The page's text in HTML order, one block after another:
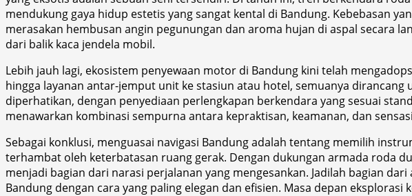
mendukung gaya hidup estetis yang sangat kental di Bandung. Kebebasan
merasakan hembusan angin pegunungan dan aroma hujan di aspal secara
dari balik kaca jendela mobil.
Lebih jauh lagi, ekosistem penyewaan motor di Bandung kini telah
hingga layanan antar-jemput unit ke stasiun atau hotel, semuanya
diperhatikan, dengan penyediaan perlengkapan berkendara yang sesuai
menawarkan kombinasi sempurna antara kepraktisan, keamanan, dan
Sebagai konklusi, menguasai navigasi Bandung adalah tentang memilih
terhambat oleh keterbatasan ruang gerak. Dengan dukungan armada roda
menjadi bagian dari narasi perjalanan yang mengesankan. Jadilah bagian
Bandung dengan cara yang paling elegan dan efisien. Masa depan